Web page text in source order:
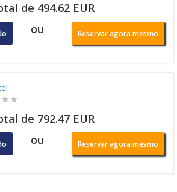
de 494.62 EUR
ou Reservar agora mesmo
de 792.47 EUR
ou Reservar agora mesmo